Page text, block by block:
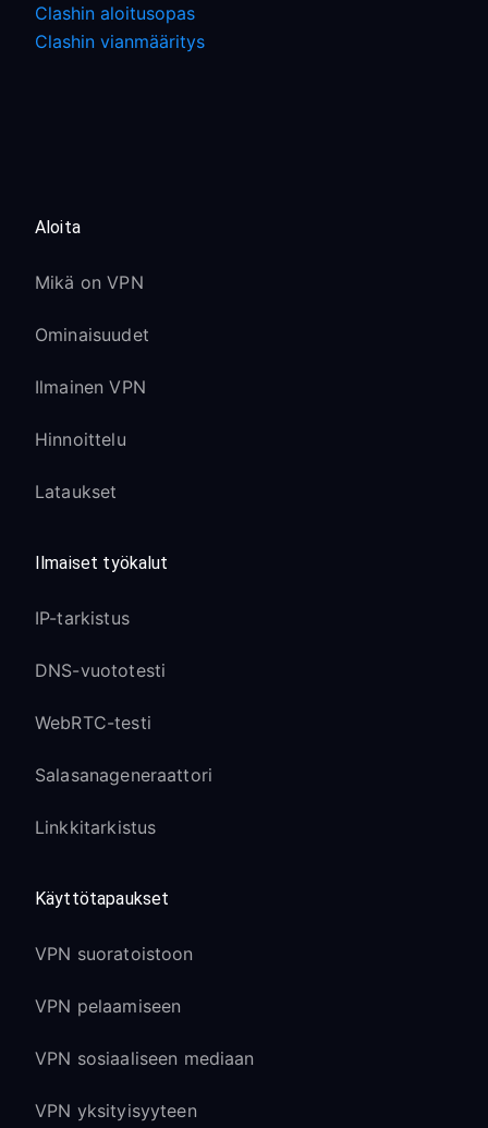
Clashin aloitusopas
Clashin vianmääritys
Aloita
Mikä on VPN
Ominaisuudet
Ilmainen VPN
Hinnoittelu
Lataukset
Ilmaiset työkalut
IP-tarkistus
DNS-vuototesti
WebRTC-testi
Salasanageneraattori
Linkkitarkistus
Käyttötapaukset
VPN suoratoistoon
VPN pelaamiseen
VPN sosiaaliseen mediaan
VPN yksityisyyteen